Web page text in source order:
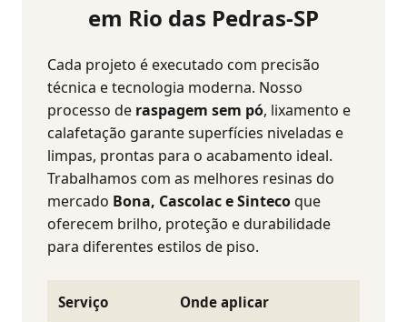
em Rio das Pedras-SP
Cada projeto é executado com precisão
técnica e tecnologia moderna. Nosso
processo de raspagem sem pó, lixamento e
calafetação garante superfícies niveladas e
limpas, prontas para o acabamento ideal.
Trabalhamos com as melhores resinas do
mercado Bona, Cascolac e Sintecoque
oferecem brilho, proteção e durabilidade
para diferentes estilos de piso.
Serviço Onde aplicar